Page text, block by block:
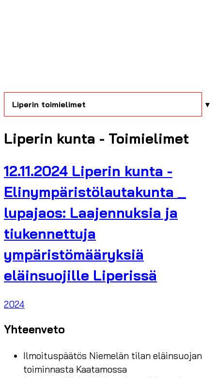
Liperin toimielimet
Liperin kunta - Toimielimet
12.11.2024 Liperin kunta -
Elinympäristölautakunta _
lupajaos: Laajennuksia ja
tiukennettuja
ympäristömääryksiä
eläinsuojille Liperissä
2024
Yhteenveto
Ilmoituspäätös Niemelän tilan eläinsuojan
toiminnasta Kaatamossa